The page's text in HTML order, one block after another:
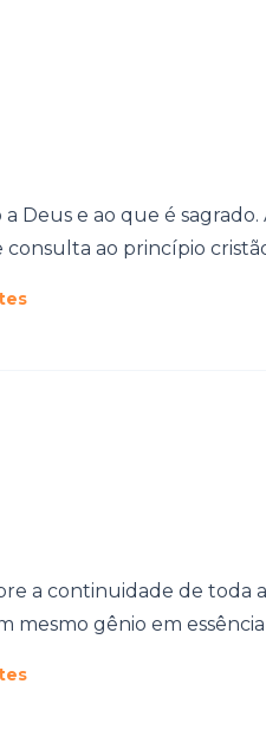
Deus e ao que é
ao princípio
a continuidade de toda
mesmo gênio em essência